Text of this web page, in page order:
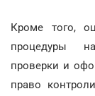
Кроме того,
процедуры
проверки и
право